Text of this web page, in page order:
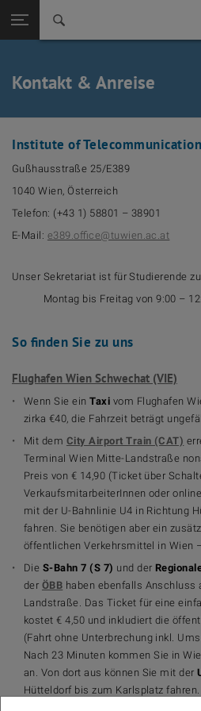
Seitennavigation öffnen
Kontakt & Anreise
Institute of
Gußhausstraße 25/E389
1040 Wien, Österreich
Telefon: (+43 1) 58801 – 38901
E-Mail: e389.office@tuwien.ac.at
Unser Sekretariat ist für Studierende
Montag bis Freitag von 9:00 –
So finden Sie zu uns
Flughafen Wien Schwechat (VIE)
Wenn Sie einTaxi vom Flughafen
zirka €40, die Fahrzeit beträgt
Mit dem City Airport Train (CAT)
Terminal Wien Mitte-Landstraße
Preis von € 14,90 (Ticket über
VerkaufsmitarbeiterInnen oder
mit der U-Bahnlinie U4 in Richtung
fahren. Sie benötigen aber ein
öffentlichen Verkehrsmittel in Wien
Die S-Bahn 7 (S 7) und der
der ÖBB haben ebenfalls Anschluss
Landstraße. Das Ticket für eine
kostet € 4,50 und inkludiert die
(Fahrt ohne Unterbrechung inkl.
Nach 23 Minuten kommen Sie in
an. Von dort aus können Sie mit der
Hütteldorf bis zum Karlsplatz fahren.